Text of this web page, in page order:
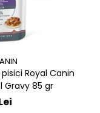
Royal Canin
Gravy 85 gr